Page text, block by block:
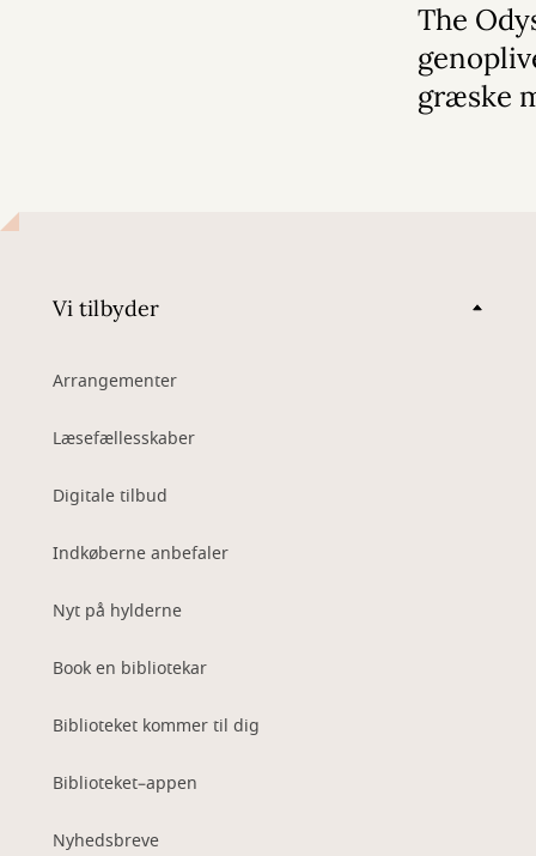
The
græske
Vi tilbyder
Arrangementer
Læsefællesskaber
Digitale tilbud
Indkøberne anbefaler
Nyt på hylderne
Book en bibliotekar
Biblioteket kommer til dig
Biblioteket–appen
Nyhedsbreve